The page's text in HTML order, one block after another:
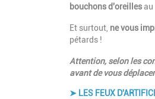
bouchons d'oreillesau
Et surtout, ne vous
pétards !
Attention, selon les
avant de vous
Paragraphes
➤ LES FEUX